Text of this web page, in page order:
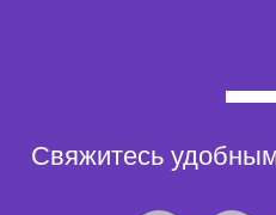
Свяжитесь